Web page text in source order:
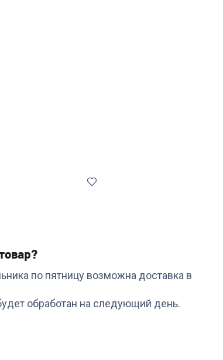
7131955
CF4211F0
Код: 6516703
Эпилятор PHILIPS
BRP506/00
по пятницу возможна доставка в
обработан на следующий день.